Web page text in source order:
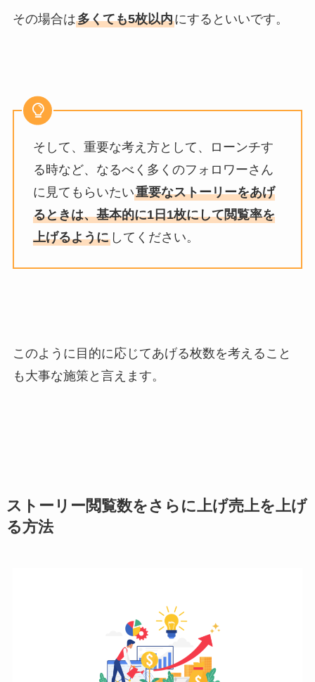
その場合は多くても5枚以内にするといいです。
そして、重要な考え方として、ローンチす
る時など、なるべく多くのフォロワーさん
に見てもらいたい重要なストーリーをあげ
るときは、基本的に1日1枚にして閲覧率を
上げるようにしてください。
このように目的に応じてあげる枚数を考えること
も大事な施策と言えます。
ストーリー閲覧数をさらに上げ売上を上げ
る方法